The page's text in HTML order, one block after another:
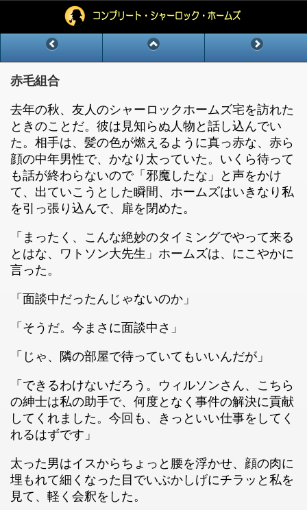
赤毛組合
去年の秋、友人のシャーロックホームズ宅を訪れた
ときのことだ。彼は見知らぬ人物と話し込んでい
た。相手は、髪の色が燃えるように真っ赤な、赤ら
顔の中年男性で、かなり太っていた。いくら待って
も話が終わらないので「邪魔したな」と声をかけ
て、出ていこうとした瞬間、ホームズはいきなり私
を引っ張り込んで、扉を閉めた。
「まったく、こんな絶妙のタイミングでやって来る
とはな、ワトソン大先生」ホームズは、にこやかに
言った。
「面談中だったんじゃないのか」
「そうだ。今まさに面談中さ」
「じゃ、隣の部屋で待っていてもいいんだが」
「できるわけないだろう。ウィルソンさん、こちら
の紳士は私の助手で、何度となく事件の解決に貢献
してくれました。今回も、きっといい仕事をしてく
れるはずです」
太った男はイスからちょっと腰を浮かせ、顔の肉に
埋もれて細くなった目でいぶかしげにチラッと私を
見て、軽く会釈をした。